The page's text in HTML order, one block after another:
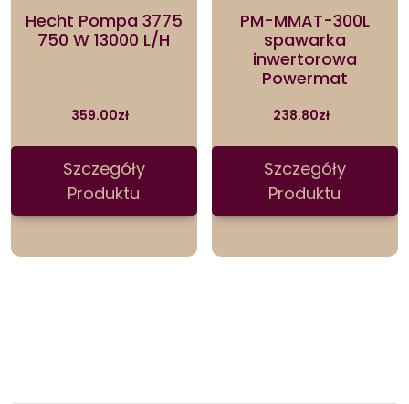
Hecht Pompa 3775
750 W 13000 L/H
359.00zł
Szczegóły
Produktu
PM-MMAT-300L
spawarka
inwertorowa
Powermat
238.80zł
Szczegóły
Produktu